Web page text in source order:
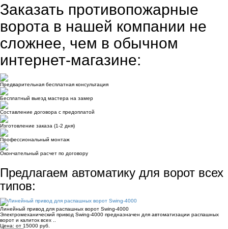
Заказать противопожарные
ворота в нашей компании не
сложнее, чем в обычном
интернет-магазине:
Предварительная бесплатная консультация
Бесплатный выезд мастера на замер
Составление договора с предоплатой
Изготовление заказа (1-2 дня)
Профессиональный монтаж
Окончательный расчет по договору
Предлагаем автоматику для ворот всех
типов:
Линейный привод для распашных ворот Swing-4000
Электромеханический привод Swing-4000 предназначен для автоматизации распашных
ворот и калиток всех ..
Цена: от 15000 руб.